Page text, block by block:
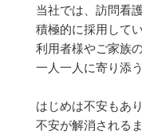
当社では、訪問看
積極的に採用してい
利用者様やご家族
一人一人に寄り添
はじめは不安もあり
不安が解消されるま